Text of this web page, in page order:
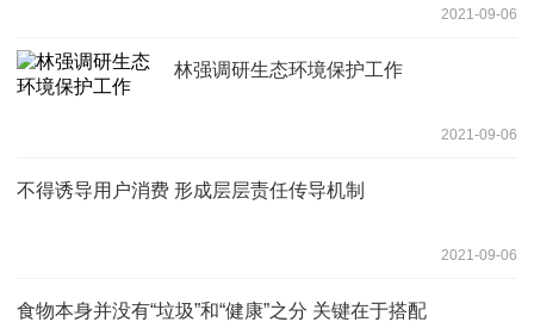
2021-09-06
林强调研生态环境保护工作
2021-09-06
不得诱导用户消费 形成层层责任传导机制
2021-09-06
食物本身并没有“垃圾”和“健康”之分 关键在于搭配